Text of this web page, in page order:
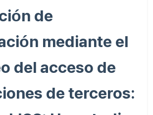
de
mediante el
del acceso de
de terceros: